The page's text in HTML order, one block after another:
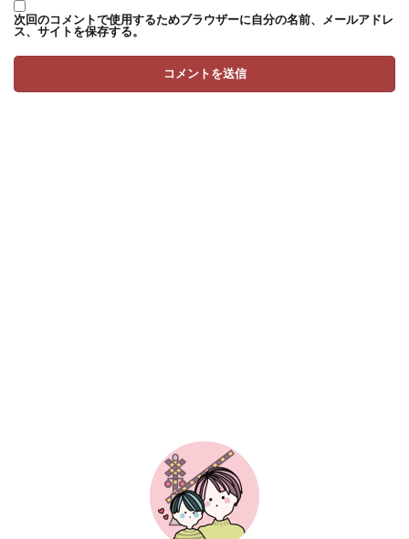
次回のコメントで使用するためブラウザーに自分の名前、メールアドレ
ス、サイトを保存する。